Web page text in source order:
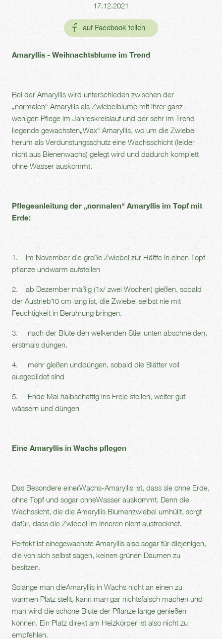
Amaryllis - Weihnachtsblume im Trend
Bei der Amaryllis wird unterschieden zwischen der
„normalen“ Amaryllis als Zwiebelblume mit ihrer ganz
wenigen Pflege im Jahreskreislauf und der sehr im Trend
liegende gewachsten„Wax“ Amaryllis, wo um die Zwiebel
herum als Verdunstungsschutz eine Wachsschicht (leider
nicht aus Bienenwachs) gelegt wird und dadurch komplett
ohne Wasser auskommt.
Pflegeanleitung der „normalen“ Amaryllis im Topf mit
Erde:
1. Im November die große Zwiebel zur Hälfte in einen Topf
pflanze undwarm aufstellen
2. ab Dezember mäßig (1x/ zwei Wochen) gießen, sobald
der Austrieb10 cm lang ist, die Zwiebel selbst nie mit
Feuchtigkeit in Berührung bringen.
3. nach der Blüte den welkenden Stiel unten abschneiden,
erstmals düngen.
4. mehr gießen unddüngen, sobald die Blätter voll
ausgebildet sind
5. Ende Mai halbschattig ins Freie stellen, weiter gut
wässern und düngen
Eine Amaryllis in Wachs pflegen
Das Besondere einerWachs-Amaryllis ist, dass sie ohne Erde,
ohne Topf und sogar ohneWasser auskommt. Denn die
Wachssicht, die die Amaryllis Blumenzwiebel umhüllt, sorgt
dafür, dass die Zwiebel im Inneren nicht austrocknet.
Perfekt ist einegewachste Amaryllis also sogar für diejenigen,
die von sich selbst sagen, keinen grünen Daumen zu
besitzen.
Solange man dieAmaryllis in Wachs nicht an einen zu
warmen Platz stellt, kann man gar nichtsfalsch machen und
man wird die schöne Blüte der Pflanze lange genießen
können. Ein Platz direkt am Heizkörper ist also nicht zu
empfehlen.
17.12.2021